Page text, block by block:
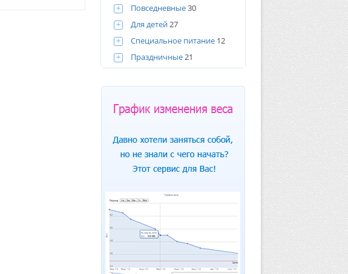
+ Повседневные30
+
Для детей27
+
Специальное питание 12
+
Праздничные21